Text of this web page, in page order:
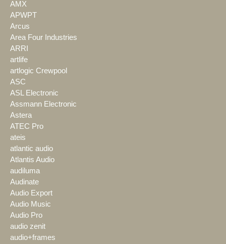
AMX
APWPT
Arcus
Area Four Industries
ARRI
artlife
artlogic Crewpool
ASC
ASL Electronic
Assmann Electronic
Astera
ATEC Pro
ateis
atlantic audio
Atlantis Audio
audiluma
Audinate
Audio Export
Audio Music
Audio Pro
audio zenit
audio+frames